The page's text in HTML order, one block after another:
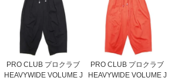
PRO CLUB プロクラブ
HEAVYWIDE VOLUME J
PRO CLUB プロクラブ
HEAVYWIDE VOLUME J